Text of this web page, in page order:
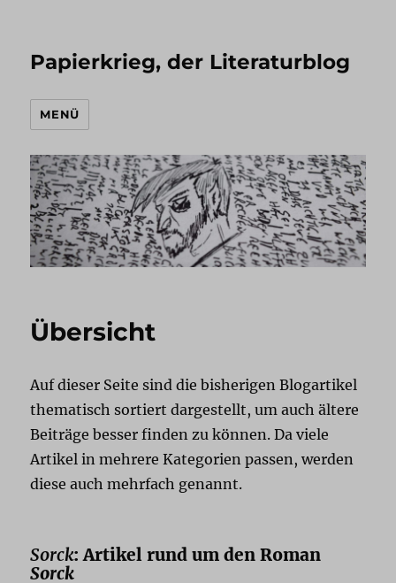
Papierkrieg, der Literaturblog
MENÜ
Übersicht
Auf dieser Seite sind die bisherigen Blogartikel
thematisch sortiert dargestellt, um auch ältere
Beiträge besser finden zu können. Da viele
Artikel in mehrere Kategorien passen, werden
diese auch mehrfach genannt.
Sorck: Artikel rund um den Roman
Sorck